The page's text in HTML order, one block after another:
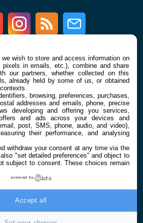
Youtube InstagramRSS Newsletter
À PROPOS
La rédaction
Contact
, we wish to store and access information on
pixels in emails, etc.), combine and share
our partners, whether collected on this
already held by some of us, or obtained
browsing, preferences, purchases,
addresses and emails, phone, precise
developing and offering you services,
and ads across your devices and
post, SMS, phone, audio, and video),
their performance, and analysing
withdraw your consent at any time via the
"set detailed preferences" and object to
subject to consent. These choices remain
powered by
Accept all